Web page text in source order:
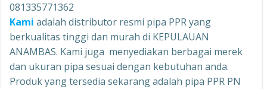
081335771362
Kami adalah distributor resmi pipa PPR yang
berkualitas tinggi dan murah di KEPULAUAN
ANAMBAS. Kami juga menyediakan berbagai merek
dan ukuran pipa sesuai dengan kebutuhan anda.
Produk yang tersedia sekarang adalah pipa PPR PN